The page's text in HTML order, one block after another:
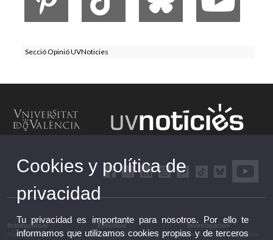
Secció Opinió UVNoticies
Institucional
Institucional
Estudios
Estudios y formación
Investigación
Investigación, innovación
Cookies y política de
privacidad
Tu privacidad es importante para nosotros. Por ello te
informamos que utilizamos cookies propias y de terceros